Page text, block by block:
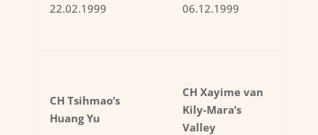
22.02.1999
06.12.1999
CH Tsihmao’s
Huang Yu
CH Xayime van
Kily-Mara’s
Valley